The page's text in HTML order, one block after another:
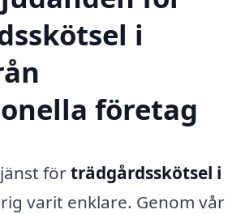
i
företag
förträdgårdsskötsel i
varit enklare. Genom vår